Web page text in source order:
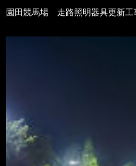
園田競馬場 走路照明器具更新工